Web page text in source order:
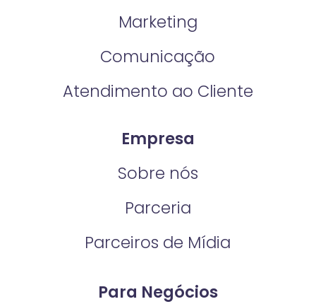
Marketing
Comunicação
Atendimento ao Cliente
Empresa
Sobre nós
Parceria
Parceiros de Mídia
Para Negócios